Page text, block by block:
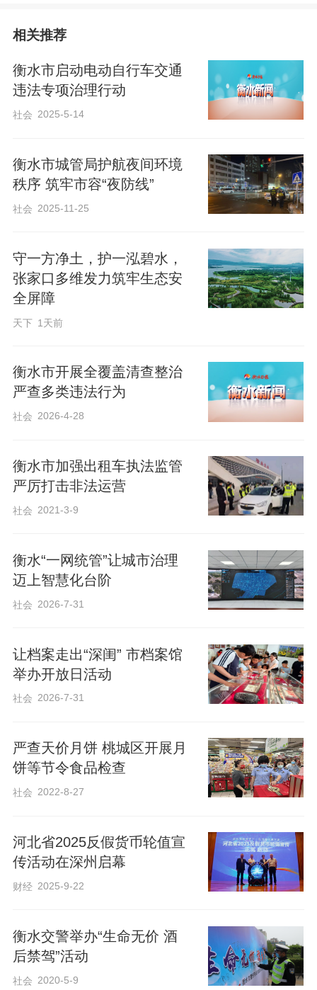
次，检查农资生产经营单位1760个次，依
法立案查处农资违法案件62起，公布典型
案例16个。开展放心农资下乡宣传活动32
场次，发放各类宣传资料1.65万份。
深化协同联动。他们加强与市场监管、公
安、检察院等部门协作配合，联合印发
《衡水市关于加强重点领域执法协作工作
台《衡水市检察监督与行政执法衔接工作
规定（试行）》，目前，共办理检察机关
移交“相对不起诉行刑反向衔接案件”7件，
与市场监管部门开展“双随机抽查”联合执法
霸”等违法犯罪活动。同时，加强与省内
外、兄弟市之间农业农村部门的协作配
合，形成区域农资打假工作合力。
打造信息平台。加强执法信息化建设，建
好用好衡水市农业综合行政执法信息平
台，公布市县农资打假投诉举报电话和邮
官网开设法律法规、工作动态、普法宣
传、执法公开等栏目，上传更新涉农法律
息26条。推动农资数字化查询，集成种
子、农药、肥料、兽药等信息查询模块，
执法过程中能够快速准确核查相关产品信
相关推荐
衡水市启动电动自行车交通
违法专项治理行动
社会 2025-5-14
衡水市城管局护航夜间环境
秩序 筑牢市容“夜防线”
社会 2025-11-25
守一方净土，护一泓碧水，
张家口多维发力筑牢生态安
全屏障
天下 1天前
衡水市开展全覆盖清查整治
严查多类违法行为
社会 2026-4-28
衡水市加强出租车执法监管
严厉打击非法运营
社会 2021-3-9
衡水“一网统管”让城市治理
迈上智慧化台阶
社会 2026-7-31
让档案走出“深闺” 市档案馆
举办开放日活动
社会 2026-7-31
严查天价月饼 桃城区开展月
饼等节令食品检查
社会 2022-8-27
河北省2025反假货币轮值宣
传活动在深州启幕
财经 2025-9-22
衡水交警举办“生命无价 酒
后禁驾”活动
社会 2020-5-9